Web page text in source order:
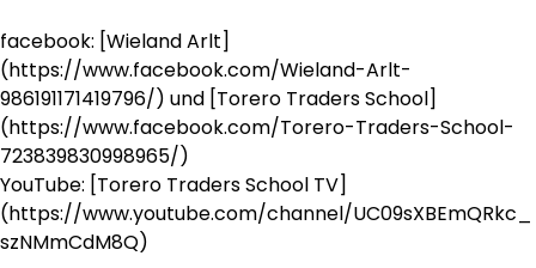
facebook: [Wieland Arlt]
(https://www.facebook.com/Wieland-Arlt-
986191171419796/) und [Torero Traders School]
(https://www.facebook.com/Torero-Traders-School-
723839830998965/)
YouTube: [Torero Traders School TV]
(https://www.youtube.com/channel/UC09sXBEmQRkc_
szNMmCdM8Q)